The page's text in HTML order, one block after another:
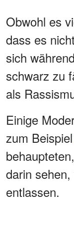
Obwohl es
dass es
sich
schwarz zu
als
Einige
zum Beispiel
darin
entlassen.